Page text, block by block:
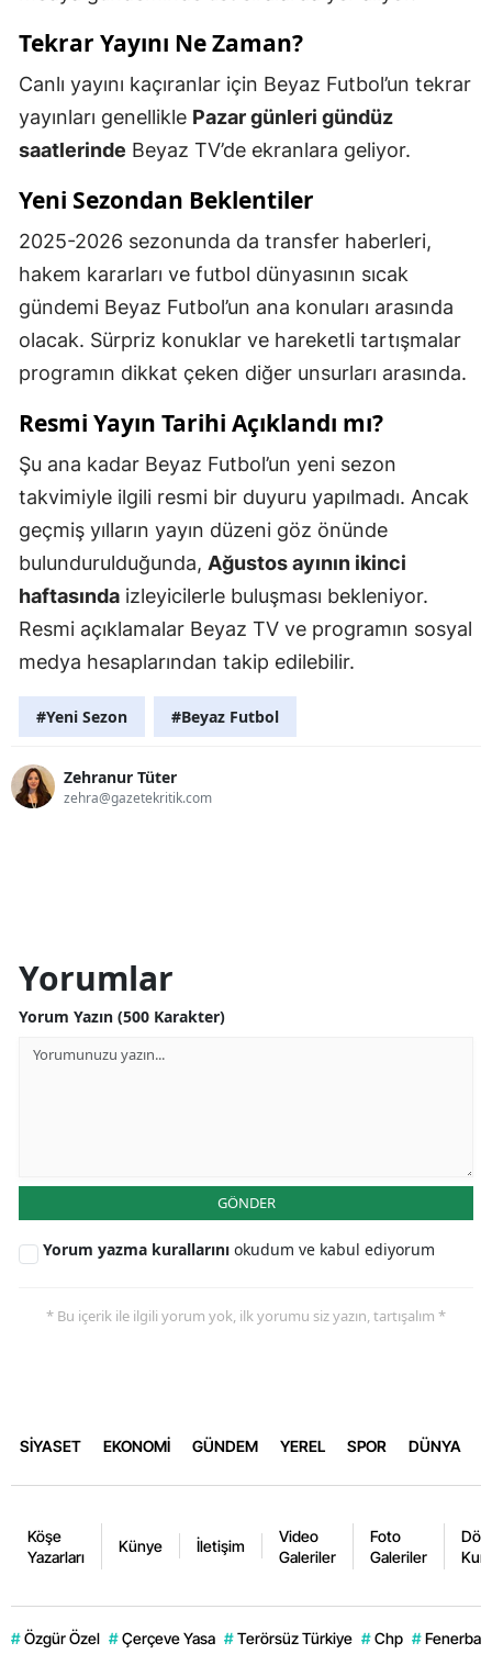
Tekrar Yayını Ne Zaman?
Canlı yayını kaçıranlar için Beyaz Futbol’un tekrar
yayınları genellikle Pazar günleri gündüz
saatlerinde Beyaz TV’de ekranlara geliyor.
Yeni Sezondan Beklentiler
2025-2026 sezonunda da transfer haberleri,
hakem kararları ve futbol dünyasının sıcak
gündemi Beyaz Futbol’un ana konuları arasında
olacak. Sürpriz konuklar ve hareketli tartışmalar
programın dikkat çeken diğer unsurları arasında.
Resmi Yayın Tarihi Açıklandı mı?
Şu ana kadar Beyaz Futbol’un yeni sezon
takvimiyle ilgili resmi bir duyuru yapılmadı. Ancak
geçmiş yılların yayın düzeni göz önünde
bulundurulduğunda, Ağustos ayının ikinci
haftasında izleyicilerle buluşması bekleniyor.
Resmi açıklamalar Beyaz TV ve programın sosyal
medya hesaplarından takip edilebilir.
#Yeni Sezon #Beyaz Futbol
Zehranur Tüter
zehra@gazetekritik.com
Yorumlar
Yorum Yazın (500 Karakter)
GÖNDER
Yorum yazma kurallarını okudum ve kabul ediyorum
* Bu içerik ile ilgili yorum yok, ilk yorumu siz yazın, tartışalım *
SİYASET EKONOMİ GÜNDEM YEREL SPOR DÜNYA
Köşe
Yazarları
Künye İletişim
Video
Galeriler
Foto
Galeriler
# Özgür Özel # Çerçeve Yasa # Terörsüz Türkiye # Chp #